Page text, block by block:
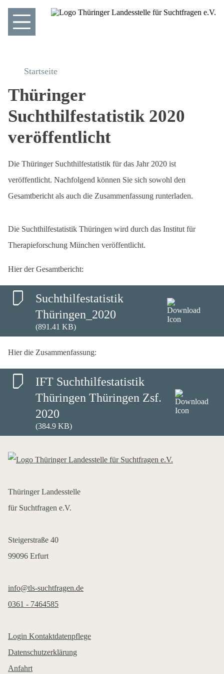
Startseite
Thüringer
Suchthilfestatistik 2020
veröffentlicht
Die Thüringer Suchthilfestatistik für das Jahr 2020 ist
veröffentlicht. Nachfolgend können Sie sich sowohl den
Gesamtbericht als auch die Zusammenfassung runterladen.
Die Suchthilfestatistik Thüringen wird durch das Institut für
Therapieforschung München veröffentlicht.
Hier der Gesamtbericht:
Suchthilfestatistik
Thüringen_2020
(891.41 KB)
Hier die Zusammenfassung:
IFT Suchthilfestatistik
Thüringen Thüringen Zsf.
2020
(384.9 KB)
Thüringer Landesstelle
für Suchtfragen e.V.
Steigerstraße 40
99096 Erfurt
info@tls-suchtfragen.de
0361 - 7464585
Login Kontaktdatenpflege
Datenschutzerklärung
Anfahrt